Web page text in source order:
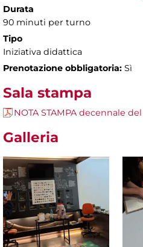
Durata
90 minuti per turno
Tipo
Iniziativa didattica
Prenotazione obbligatoria: Sì
Sala stampa
NOTA STAMPA decennale
Galleria